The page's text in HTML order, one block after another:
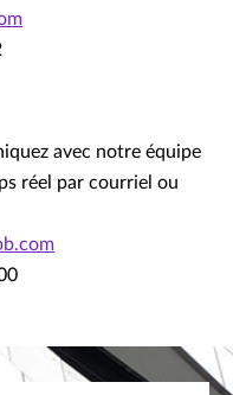
avec notre équipe
réel par courriel ou